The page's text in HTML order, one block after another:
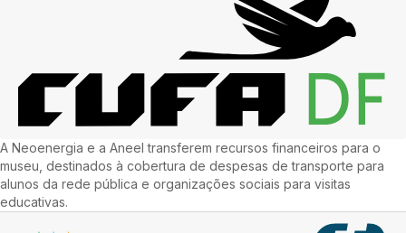
A Neoenergia e a Aneel transferem recursos financeiros para o
museu, destinados à cobertura de despesas de transporte para
alunos da rede pública e organizações sociais para visitas
educativas.